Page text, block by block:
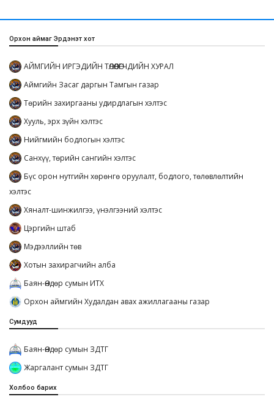
Орхон аймаг Эрдэнэт хот
АЙМГИЙН ИРГЭДИЙН ТӨЛӨӨЛӨГЧДИЙН ХУРАЛ
Аймгийн Засаг даргын Тамгын газар
Төрийн захиргааны удирдлагын хэлтэс
Хууль, эрх зүйн хэлтэс
Нийгмийн бодлогын хэлтэс
Санхүү, төрийн сангийн хэлтэс
Бүс орон нутгийн хөрөнгө оруулалт, бодлого, төлөвлөлтийн
хэлтэс
Хяналт-шинжилгээ, үнэлгээний хэлтэс
Цэргийн штаб
Мэдээллийн төв
Хотын захирагчийн алба
Баян-Өндөр сумын ИТХ
Орхон аймгийн Худалдан авах ажиллагааны газар
Сумдууд
Баян-Өндөр сумын ЗДТГ
Жаргалант сумын ЗДТГ
Холбоо барих